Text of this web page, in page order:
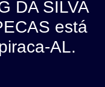
DA SILVA
está
AL.